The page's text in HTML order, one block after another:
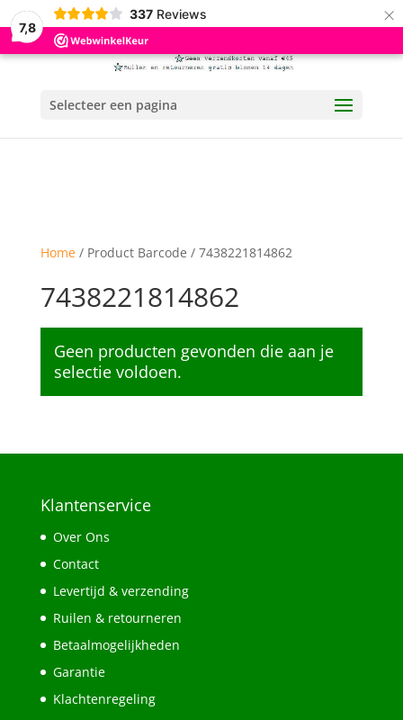
7,8
337 Reviews ×
Selecteer een pagina
Home/ Product Barcode / 7438221814862
7438221814862
Geen producten gevonden die aan je
selectie voldoen.
Klantenservice
Over Ons
Contact
Levertijd & verzending
Ruilen & retourneren
Betaalmogelijkheden
Garantie
Klachtenregeling